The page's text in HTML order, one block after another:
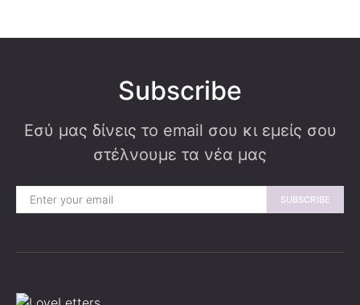
Subscribe
Εσύ μας δίνεις το email σου κι εμείς σου
στέλνουμε τα νέα μας
SUBSCRIBE